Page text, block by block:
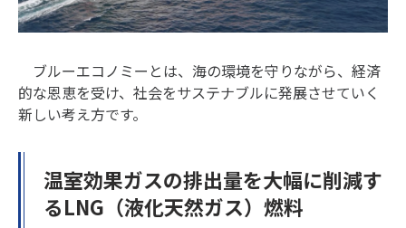
ブルーエコノミーとは、海の環境を守りながら、経済
的な恩恵を受け、社会をサステナブルに発展させていく
新しい考え方です。
温室効果ガスの排出量を大幅に削減す
るLNG（液化天然ガス）燃料